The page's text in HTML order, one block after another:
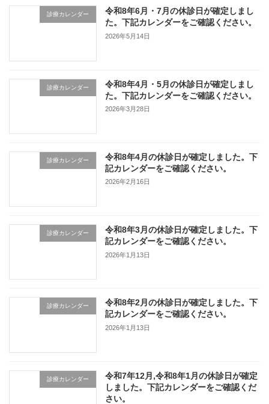
診療カレンダー
令和8年6月・7月の休診日が確定しまし
た。下記カレンダーをご確認ください。
2026年5月14日
診療カレンダー
令和8年4月・5月の休診日が確定しまし
た。下記カレンダーをご確認ください。
2026年3月28日
診療カレンダー
令和8年4月の休診日が確定しました。下
記カレンダーをご確認ください。
2026年2月16日
診療カレンダー
令和8年3月の休診日が確定しました。下
記カレンダーをご確認ください。
2026年1月13日
診療カレンダー
令和8年2月の休診日が確定しました。下
記カレンダーをご確認ください。
2026年1月13日
診療カレンダー
令和7年12月,令和8年1月の休診日が確定
しました。下記カレンダーをご確認くだ
さい。